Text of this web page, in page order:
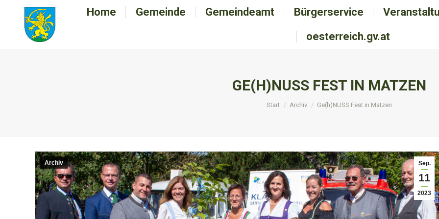
Home Gemeinde Gemeindeamt Bürgerservice
oesterreich.gv.at
GE(H)NUSS FEST IN MATZEN
Sie befinden sich hier:
Start Archiv Ge(h)NUSS Fest in Matzen
Sep.
11
2023
Archiv
Home Gemeinde Gemeindeamt Bürgerservice
oesterreich.gv.at